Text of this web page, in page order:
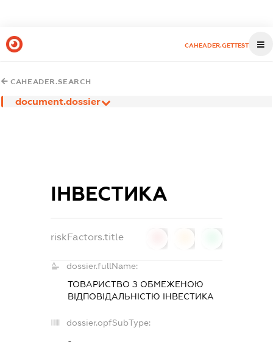
CAHEADER.GETTEST
CAHEADER.SEARCH
document.dossier
ІНВЕСТИКА
riskFactors.title
dossier.fullName:
ТОВАРИСТВО З ОБМЕЖЕНОЮ
ВІДПОВІДАЛЬНІСТЮ ІНВЕСТИКА
dossier.opfSubType:
-